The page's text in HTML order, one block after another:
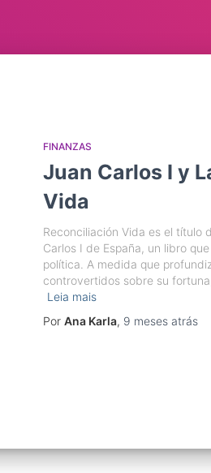
FINANZAS
Juan Carlos I y
Vida
Reconciliación Vida es el título
Carlos I de España, un libro
política. A medida que
controvertidos sobre su
Leia mais
Por Ana Karla, 9 mesesatrás